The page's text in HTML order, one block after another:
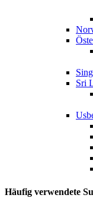
Sri
Häufig verwendete